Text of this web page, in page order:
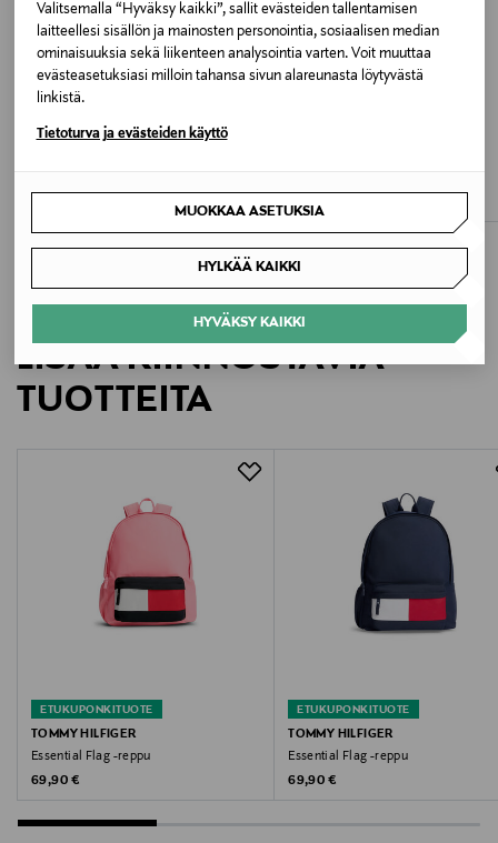
Valitsemalla “Hyväksy kaikki”, sallit evästeiden tallentamisen
laitteellesi sisällön ja mainosten personointia, sosiaalisen median
ominaisuuksia sekä liikenteen analysointia varten. Voit muuttaa
evästeasetuksiasi milloin tahansa sivun alareunasta löytyvästä
linkistä.
Tietoturva ja evästeiden käyttö
MUOKKAA ASETUKSIA
HYLKÄÄ KAIKKI
HYVÄKSY KAIKKI
Koko
ONE
Valmistusmaa
Valmistajan osoite
Digitaalinen osoite
service.eu@tommy.com
Avainsanat
Tommy Hilfiger, puhelinlaukku, olkalaukku, asuste,
ETUKUPONKITUOTE
69,90 €
LISÄÄ KIINNOSTAVIA
TUOTTEITA
ETUKUPONKITUOTE
TOMMY HILFIGER
Essential Flag -reppu
Original Price
69,90 €
ETUKUPONKITUOTE
TOMMY HILFIGER
Essential Flag -reppu
Original Price
69,90 €